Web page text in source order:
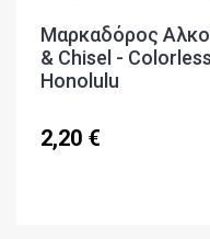
Μαρκαδόρος
& Chisel -
Honolulu
2,20 €